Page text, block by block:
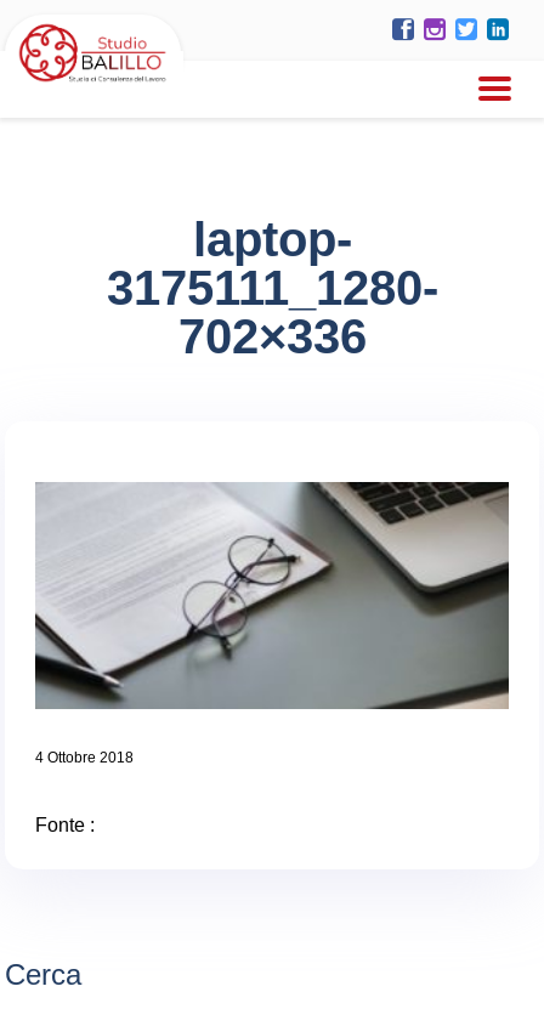
laptop-
3175111_1280-
702×336
4 Ottobre 2018
Fonte :
Cerca